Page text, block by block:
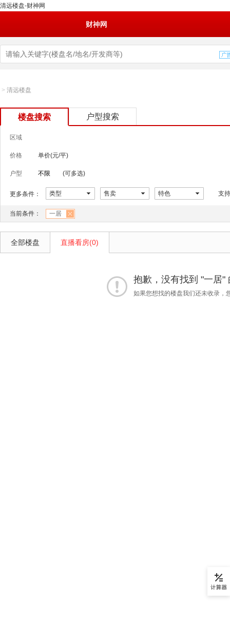
清远楼盘-财神网
财神网
> 清远楼盘
楼盘搜索 户型搜索
区域
价格 单价(元/平)
户型 不限 (可多选)
更多条件： 类型 售卖 特色 支
当前条件： 一居
全部楼盘 直播看房(0)
抱歉，没有找到 "一居"
如果您想找的楼盘我们还未收录，